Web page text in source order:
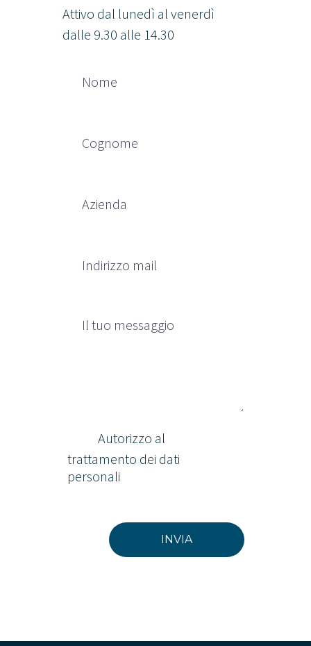
Attivo dal lunedì al venerdì
dalle 9.30 alle 14.30
Autorizzo al
trattamento dei dati
personali